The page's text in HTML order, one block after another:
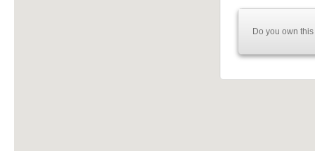
Do you own